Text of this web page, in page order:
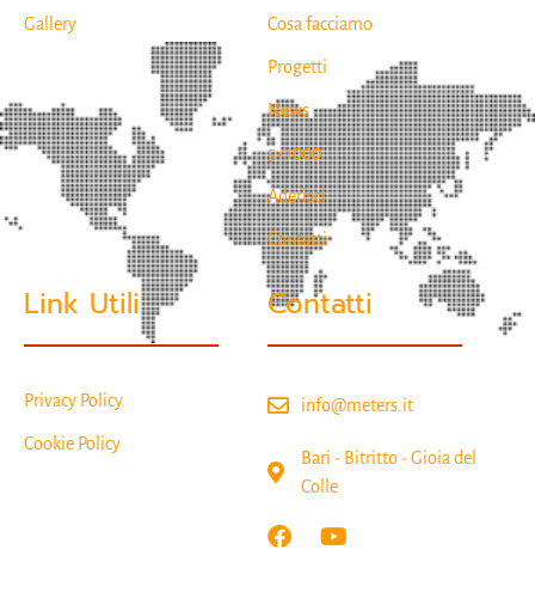
Gallery Cosa facciamo
Progetti
News
5×1000
Aderisci
Contatti
Link Utili
Privacy Policy
Cookie Policy
Contatti
info@meters.it
Bari - Bitritto - Gioia del
Colle